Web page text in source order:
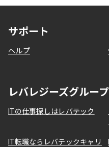
サポート
ヘルプ
レバレジーズグルー
ITの仕事探しはレバテック
IT転職ならレバテックキャリ